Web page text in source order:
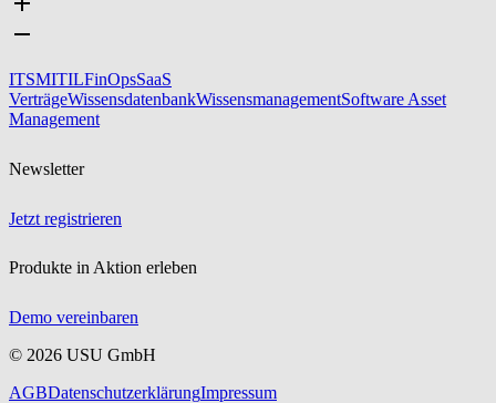
ITSMITILFinOpsSaaS
VerträgeWissensdatenbankWissensmanagementSoftware Asset
Management
Newsletter
Jetzt registrieren
Produkte in Aktion erleben
Demo vereinbaren
© 2026 USU GmbH
AGBDatenschutzerklärungImpressum